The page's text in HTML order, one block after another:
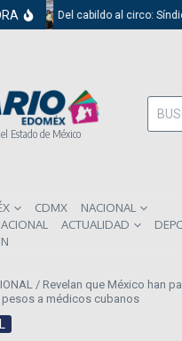
Del cabildo al circo:
Estado de México
Buscar:
CDMX
NACIONAL
ACTUALIDAD
/ Revelan que México han
a médicos cubanos